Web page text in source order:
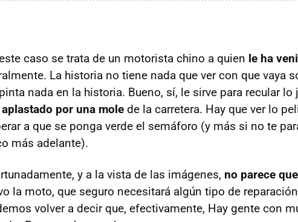
caso se trata de un motorista chino a quien le ha
La historia no tiene nada que ver con que vaya
nada en la historia. Bueno, sí, le sirve para recular
por una mole de la carretera. Hay que ver lo
a que se ponga verde el semáforo (y más si no te
más adelante).
y a la vista de las imágenes, no parece
la moto, que seguro necesitará algún tipo de
volver a decir que, efectivamente, Hay gente con